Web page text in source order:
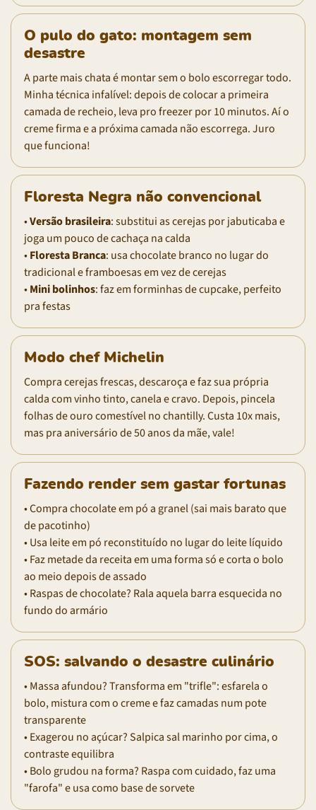
O pulo do gato: montagem sem
desastre
A parte mais chata é montar sem o bolo escorregar todo.
Minha técnica infalível: depois de colocar a primeira
camada de recheio, leva pro freezer por 10 minutos. Aí o
creme firma e a próxima camada não escorrega. Juro
que funciona!
Floresta Negra não convencional
•Versão brasileira: substitui as cerejas por jabuticaba e
joga um pouco de cachaça na calda
•Floresta Branca: usa chocolate branco no lugar do
tradicional e framboesas em vez de cerejas
•Mini bolinhos: faz em forminhas de cupcake, perfeito
pra festas
Modo chef Michelin
Compra cerejas frescas, descaroça e faz sua própria
calda com vinho tinto, canela e cravo. Depois, pincela
folhas de ouro comestível no chantilly. Custa 10x mais,
mas pra aniversário de 50 anos da mãe, vale!
Fazendo render sem gastar fortunas
• Compra chocolate em pó a granel (sai mais barato que
de pacotinho)
• Usa leite em pó reconstituído no lugar do leite líquido
• Faz metade da receita em uma forma só e corta o bolo
ao meio depois de assado
• Raspas de chocolate? Rala aquela barra esquecida no
fundo do armário
SOS: salvando o desastre culinário
• Massa afundou? Transforma em "trifle": esfarela o
bolo, mistura com o creme e faz camadas num pote
transparente
• Exagerou no açúcar? Salpica sal marinho por cima, o
contraste equilibra
• Bolo grudou na forma? Raspa com cuidado, faz uma
"farofa" e usa como base de sorvete